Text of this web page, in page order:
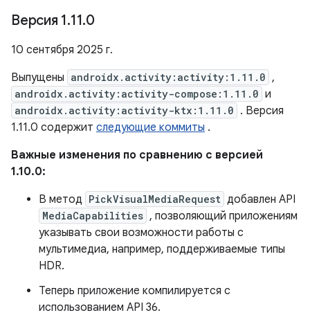
Версия 1.11.0
10 сентября 2025 г.
Выпущены androidx.activity:activity:1.11.0 ,
androidx.activity:activity-compose:1.11.0 и
androidx.activity:activity-ktx:1.11.0 . Версия
1.11.0 содержит следующие коммиты .
Важные изменения по сравнению с версией
1.10.0:
В метод PickVisualMediaRequest добавлен API
MediaCapabilities , позволяющий приложениям
указывать свои возможности работы с
мультимедиа, например, поддерживаемые типы
HDR.
Теперь приложение компилируется с
использованием API 36.